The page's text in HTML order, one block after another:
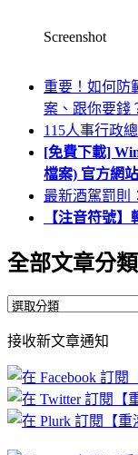
Screenshot
重要！如何防
案、跟你要錢
115人事行政
[免費下載]
檔案) 官方網
最新酒駕罰則
【注音符號
全部文章分類
全
文
章
分
類
接收新文章通知